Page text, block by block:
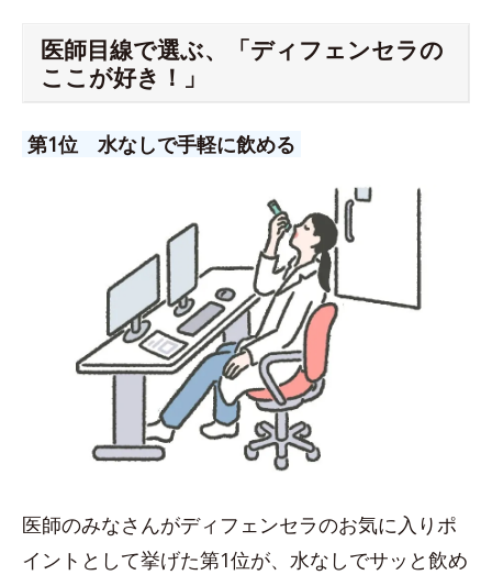
医師目線で選ぶ、「ディフェンセラの
ここが好き！」
第1位 水なしで手軽に飲める
医師のみなさんがディフェンセラのお気に入りポ
イントとして挙げた第1位が、水なしでサッと飲め